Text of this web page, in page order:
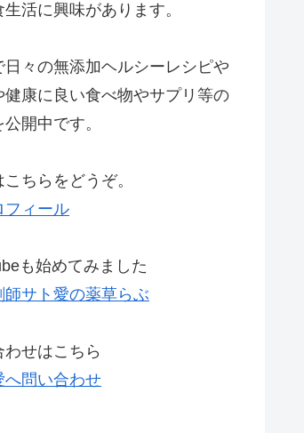
生活に興味があります。
日々の無添加ヘルシーレシピや
健康に良い食べ物やサプリ等の
開中です。
ちらをどうぞ。
フィール
も始めてみました
師サト愛の薬草らぶ
わせはこちら
へ問い合わせ